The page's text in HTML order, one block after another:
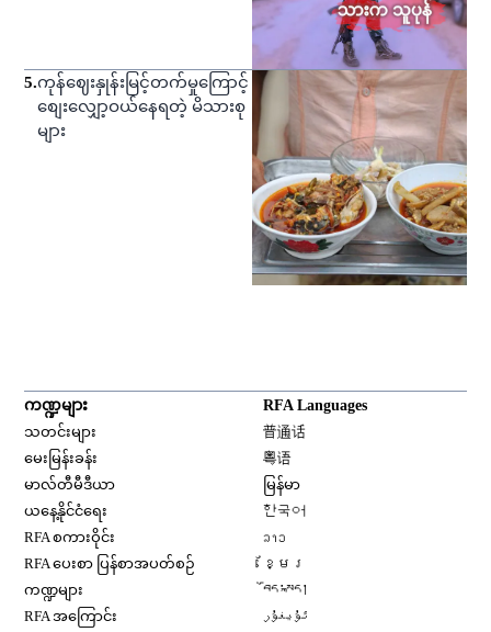
5.ကုန်ဈေးနှုန်းမြင့်တက်မှုကြောင့်
စျေးလျှော့ဝယ်နေရတဲ့ မိသားစု
များ
ကဏ္ဍများ
သတင်းများ
မေးမြန်းခန်း
မာလ်တီမီဒီယာ
ယနေ့နိုင်ငံရေး
RFA စကားဝိုင်း
RFA ပေးစာ ပြန်စာအပတ်စဉ်
ကဏ္ဍများ
RFA အကြောင်း
RFA Languages
普通话
粤语
မြန်မာ
한국어
ລາວ
ខ្មែរ
བོད་སྐད།
ئۇيغۇر